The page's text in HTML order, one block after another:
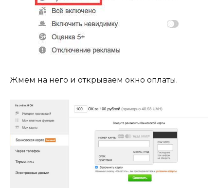
Жмём на него и открываем окно оплаты.